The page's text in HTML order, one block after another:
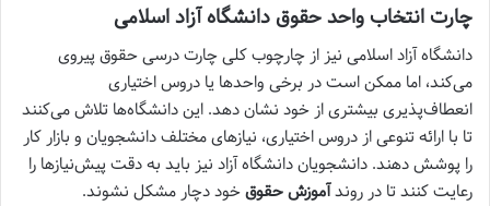
چارت انتخاب واحد حقوق دانشگاه آزاد اسلامی
دانشگاه آزاد اسلامی نیز از چارچوب کلی چارت درسی حقوق پیروی
می‌کند، اما ممکن است در برخی واحدها یا دروس اختیاری
انعطاف‌پذیری بیشتری از خود نشان دهد. این دانشگاه‌ها تلاش می‌کنند
تا با ارائه تنوعی از دروس اختیاری، نیازهای مختلف دانشجویان و بازار کار
را پوشش دهند. دانشجویان دانشگاه آزاد نیز باید به دقت پیش‌نیازها را
رعایت کنند تا در روندآموزش حقوقخود دچار مشکل نشوند.